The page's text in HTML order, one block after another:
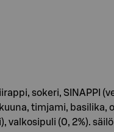
sokeri, SINAPPI
timjami, basilika,
valkosipuli (0, 2%).